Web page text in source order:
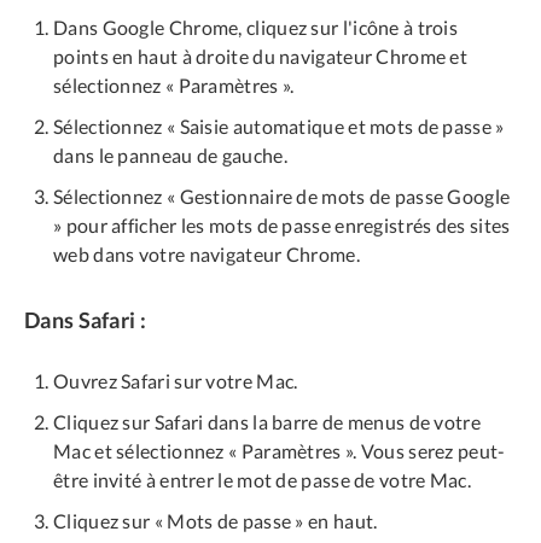
Dans Google Chrome, cliquez sur l'icône à trois
points en haut à droite du navigateur Chrome et
sélectionnez « Paramètres ».
Sélectionnez « Saisie automatique et mots de passe »
dans le panneau de gauche.
Sélectionnez « Gestionnaire de mots de passe Google
» pour afficher les mots de passe enregistrés des sites
web dans votre navigateur Chrome.
Dans Safari :
Ouvrez Safari sur votre Mac.
Cliquez sur Safari dans la barre de menus de votre
Mac et sélectionnez « Paramètres ». Vous serez peut-
être invité à entrer le mot de passe de votre Mac.
Cliquez sur « Mots de passe » en haut.